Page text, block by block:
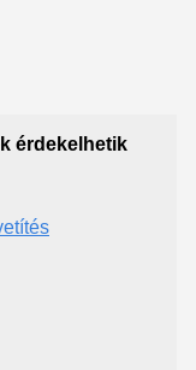
érdekelhetik